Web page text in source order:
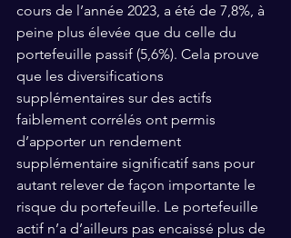
cours de l’année 2023, a été de 7,8%, à
peine plus élevée que du celle du
portefeuille passif (5,6%). Cela prouve
que les diversifications
supplémentaires sur des actifs
faiblement corrélés ont permis
d’apporter un rendement
supplémentaire significatif sans pour
autant relever de façon importante le
risque du portefeuille. Le portefeuille
actif n’a d’ailleurs pas encaissé plus de